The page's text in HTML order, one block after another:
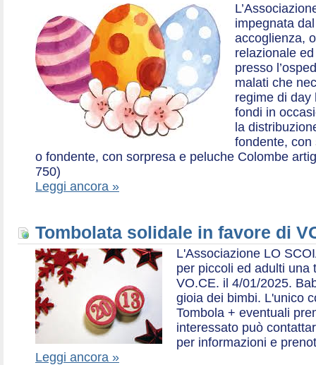
impegnata
accoglienza,
relazionale
presso
malati che
regime di day
fondi in
la
fondente, con
o fondente, con sorpresa e peluche Colombe
750)
Leggi ancora »
Tombolata solidale in favore di
L'Associazione LO
per piccoli ed adulti una
VO.CE. il 4/01/2025.
gioia dei bimbi. L'unico
Tombola + eventuali
interessato può
per informazioni e
Leggi ancora »